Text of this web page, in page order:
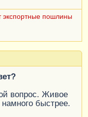
экспортные пошлины
вопрос. Живое
быстрее.